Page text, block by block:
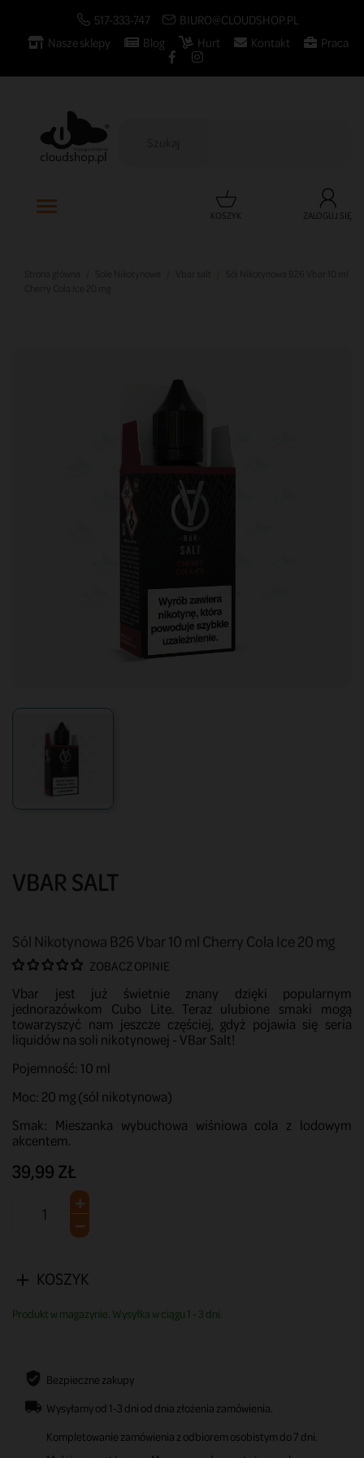
517-333-747
BIURO@CLOUDSHOP.PL
Nasze sklepy
Blog Hurt Kontakt Praca
KOSZYK ZALOGUJ SIĘ
VBAR SALT
Sól Nikotynowa B26 Vbar 10 ml Cherry Cola Ice 20 mg
ZOBACZ OPINIE
Vbar jest już świetnie znany dzięki popularnym
jednorazówkom Cubo Lite. Teraz ulubione smaki mogą
towarzyszyć nam jeszcze częściej, gdyż pojawia się seria
liquidów na soli nikotynowej - VBar Salt!
Pojemność: 10 ml
Moc: 20 mg (sól nikotynowa)
Smak: Mieszanka wybuchowa wiśniowa cola z lodowym
akcentem.
39,99 ZŁ
KOSZYK
Produkt w magazynie. Wysyłka w ciągu 1 - 3 dni.
Bezpieczne zakupy
Wysyłamy od 1-3 dni od dnia złożenia zamówienia.
Kompletowanie zamówienia z odbiorem osobistym do 7 dni.